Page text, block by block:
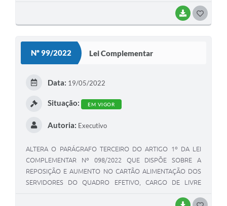
BAIXAR
Nº 99/2022 Lei Complementar
Data: 19/05/2022
Situação: EM VIGOR
Autoria: Executivo
ALTERA O PARÁGRAFO TERCEIRO DO ARTIGO 1º DA LEI
COMPLEMENTAR Nº 098/2022 QUE DISPÕE SOBRE A
REPOSIÇÃO E AUMENTO NO CARTÃO ALIMENTAÇÃO DOS
SERVIDORES DO QUADRO EFETIVO, CARGO DE LIVRE